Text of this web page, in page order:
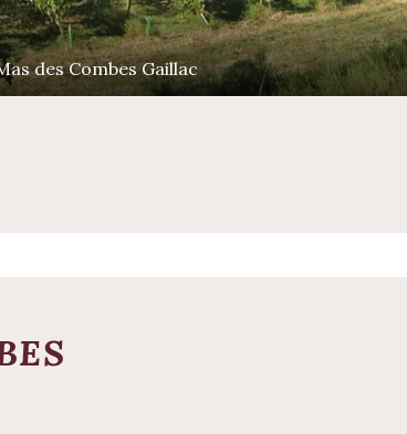
des Combes Gaillac